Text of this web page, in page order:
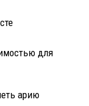
для
арию